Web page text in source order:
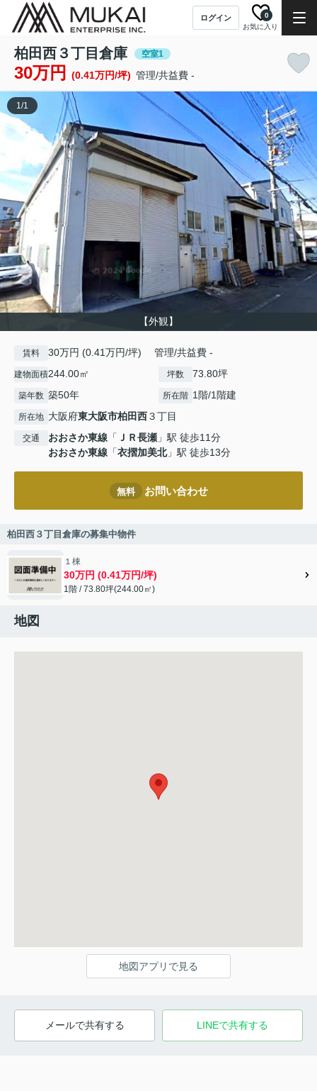
ログイン
お気に入り
0
柏田西３丁目倉庫 空室1
30万円 (0.41万円/坪) 管理/共益費 -
【外観】
1/1
賃料 30万円 (0.41万円/坪) 管理/共益費 -
建物面積244.00㎡ 坪数 73.80坪
築年数 築50年 所在階 1階/1階建
所在地 大阪府東大阪市柏田西３丁目
交通 おおさか東線 「 ＪＲ長瀬 」駅 徒歩11分
おおさか東線 「衣摺加美北」駅 徒歩13分
無料 お問い合わせ
柏田西３丁目倉庫の募集中物件
１棟
30万円 (0.41万円/坪)
1階 / 73.80坪(244.00㎡)
地図
地図アプリで見る
メールで共有する LINEで共有する